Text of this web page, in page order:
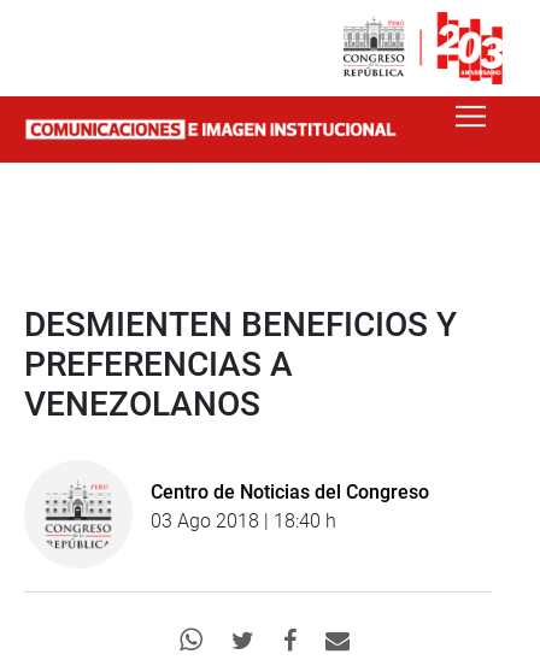
DESMIENTEN BENEFICIOS Y
PREFERENCIAS A
VENEZOLANOS
Centro de Noticias del Congreso
03 Ago 2018 | 18:40 h